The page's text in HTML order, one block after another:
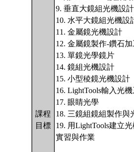
課程
目標
9. 垂直大鏡組光機設計
10. 水平大鏡組光機設
11. 金屬鏡光機設計
12. 金屬鏡製作-鑽石
13. 單鏡光學鏡片
14. 鏡組光機設計
15. 小型稜鏡光機設計
16. LightTools輸入光
17. 眼睛光學
18. 三鏡組鏡組製作與
19. 用LightTools建立
實習與作業